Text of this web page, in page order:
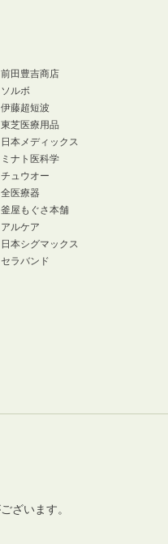
前田豊吉商店
ソルボ
伊藤超短波
東芝医療用品
日本メディックス
ミナト医科学
チュウオー
全医療器
釜屋もぐさ本舗
アルケア
日本シグマックス
セラバンド
ざいます。